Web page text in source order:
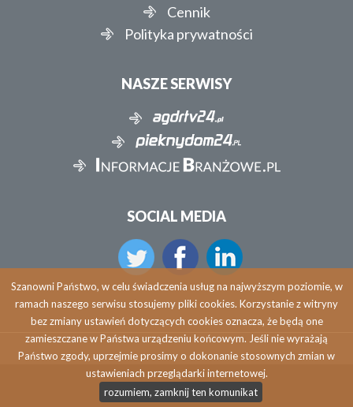
Cennik
Polityka prywatności
NASZE SERWISY
SOCIAL MEDIA
Copyright © 2026 agdrtv24.pl
Szanowni Państwo, w celu świadczenia usług na najwyższym poziomie, w
ramach naszego serwisu stosujemy pliki cookies. Korzystanie z witryny
bez zmiany ustawień dotyczących cookies oznacza, że będą one
zamieszczane w Państwa urządzeniu końcowym. Jeśli nie wyrażają
Państwo zgody, uprzejmie prosimy o dokonanie stosownych zmian w
ustawieniach przeglądarki internetowej.
rozumiem, zamknij ten komunikat